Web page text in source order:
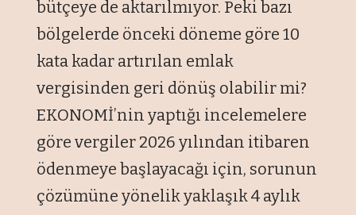
bütçeye de aktarılmıyor. Peki bazı
bölgelerde önceki döneme göre 10
kata kadar artırılan emlak
vergisinden geri dönüş olabilir mi?
EKONOMİ’nin yaptığı incelemelere
göre vergiler 2026 yılından itibaren
ödenmeye başlayacağı için, sorunun
çözümüne yönelik yaklaşık 4 aylık